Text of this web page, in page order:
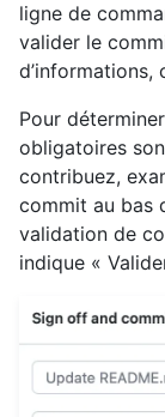
ligne de
valider le
d’informations,
Pour
obligatoires
contribuez,
commit au bas
validation de
indique «